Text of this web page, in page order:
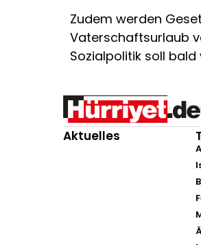
Zudem werden
Vaterschaftsurlaub
Sozialpolitik soll
Aktuelles